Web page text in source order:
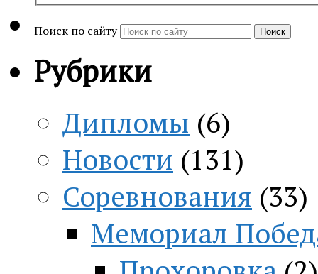
Поиск по сайту Поиск
Рубрики
Дипломы (6)
Новости (131)
Соревнования (33)
Мемориал